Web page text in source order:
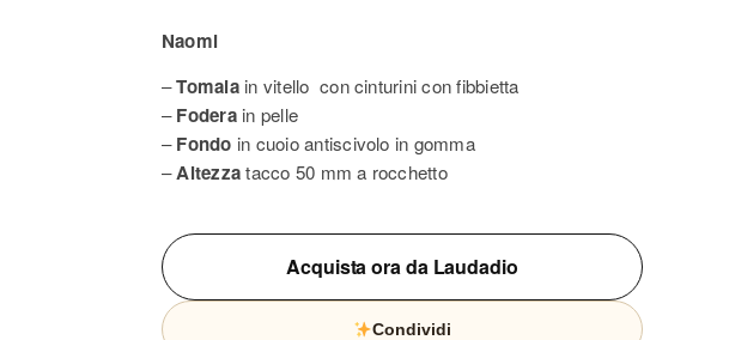
Naomi
–Tomaiain vitello con cinturini con fibbietta
–Foderain pelle
–Fondo in cuoio antiscivolo in gomma
–Altezzatacco 50 mm a rocchetto
Acquista ora da Laudadio
Condividi